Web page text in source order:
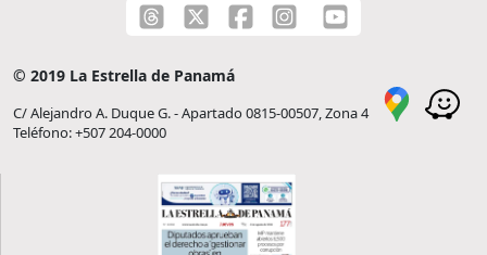
© 2019 La Estrella de Panamá
C/ Alejandro A. Duque G. - Apartado 0815-00507, Zona 4
Teléfono: +507 204-0000